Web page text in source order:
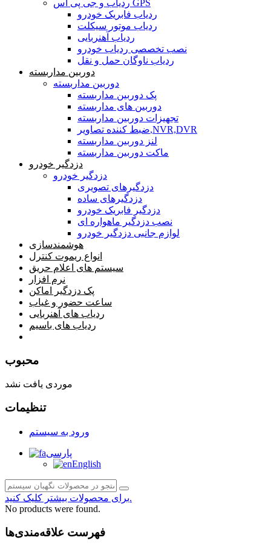
ردیاب و جی پی اس GPS
ردیاب فابریک خودرو
ردیاب موتور سیکلت
ردیاب آهنربایی
نصب تخصصی ردیاب خودرو
ردیاب ناوگان حمل و نقل
دوربین مداربسته
دوربین مداربسته
پک دوربین مداربسته
دوربین های مداربسته
تجهیزات دوربین مداربسته
ضبط کننده تصاویر,NVR,DVR
لنز دوربین مداربسته
ماکت دوربین مداربسته
دزدگیر خودرو
دزدگیر خودرو
دزدگیرهای تصویری
دزدگیرهای ساده
دزدگیر فابریک خودرو
نصب دزدگیر ماهواره ای
لوازم جانبی دزدگیر خودرو
هوشمندسازی
انواع ریموت کنترل
سیستم های اعلام حریق
نرم افزار
پک دزدگیر اماکن
ساعت حضور و غیاب
ردیاب های آهنربایی
ردیاب های باسیم
محبوب
موردی یافت نشد
تنظیمات
ورود به سیستم
پارسی
English
برای محصولات بیشتر کلیک کنید.
No products were found.
فهرست علاقه‌مندی‌ها